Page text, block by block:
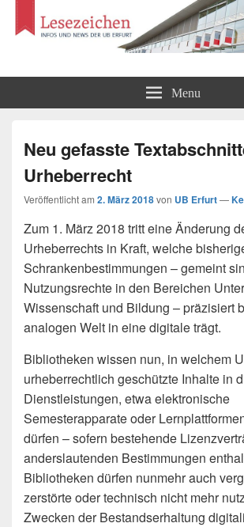
Lesezeichen Menu
Neu gefasste
Urheberrecht
Veröffentlicht am 2. März 2018von UB Erfurt—
Zum 1. März 2018 tritt eine Änderung
Urheberrechts in Kraft, welche
Schrankenbestimmungen – gemeint
Nutzungsrechte in den Bereichen
Wissenschaft und Bildung – präzisiert
analogen Welt in eine digitale trägt.
Bibliotheken wissen nun, in welchem
urheberrechtlich geschützte Inhalte in
Dienstleistungen, etwa elektronische
Semesterapparate oder
dürfen – sofern bestehende
anderslautenden Bestimmungen
Bibliotheken dürfen nunmehr auch
zerstörte oder technisch nicht mehr
Zwecken der Bestandserhaltung